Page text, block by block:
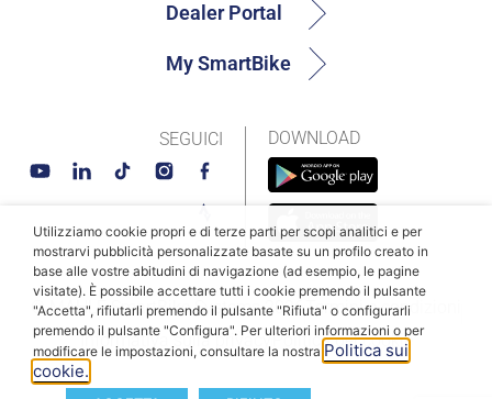
DOWNLOAD
Dealer Portal
My SmartBike
SEGUICI
© MAHLE SmartBike Systems 2026Termini e condizioni
Informativa sulla privacyPolitica dei cookie
Utilizziamo cookie propri e di terze parti per scopi analitici e per
mostrarvi pubblicità personalizzate basate su un profilo creato in
base alle vostre abitudini di navigazione (ad esempio, le pagine
visitate). È possibile accettare tutti i cookie premendo il pulsante
"Accetta", rifiutarli premendo il pulsante "Rifiuta" o configurarli
premendo il pulsante "Configura". Per ulteriori informazioni o per
modificare le impostazioni, consultare la nostra Politica sui
cookie.